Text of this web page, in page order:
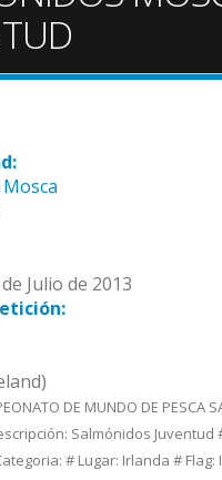
Julio de 2013
DE MUNDO DE PESCA
Salmónidos
# Lugar: Irlanda #